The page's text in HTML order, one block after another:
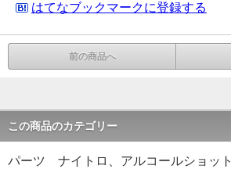
はてなブックマークに登録する
前の商品へ
この商品のカテゴリー
パーツ ナイトロ、アルコールショット